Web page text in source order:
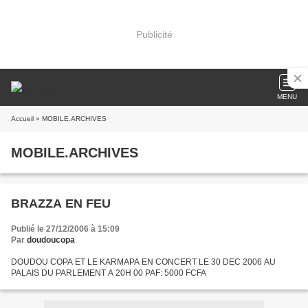
Publicité
MENU
Accueil » MOBILE.ARCHIVES
MOBILE.ARCHIVES
BRAZZA EN FEU
Publié le 27/12/2006 à 15:09
Par doudoucopa
DOUDOU COPA ET LE KARMAPA EN CONCERT LE 30 DEC 2006 AU
PALAIS DU PARLEMENT A 20H 00 PAF: 5000 FCFA